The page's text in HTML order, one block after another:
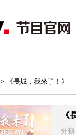
財經 綜藝 中文國際
> 《長城，我來了！》
《
分類